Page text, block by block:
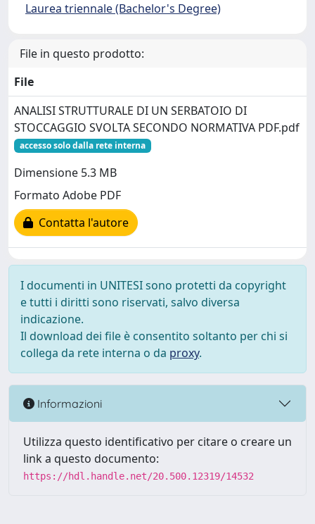
Laurea triennale (Bachelor's Degree)
File in questo prodotto:
File
ANALISI STRUTTURALE DI UN SERBATOIO DI
STOCCAGGIO SVOLTA SECONDO NORMATIVA PDF.pdf
accesso solo dalla rete interna
Dimensione 5.3 MB
Formato Adobe PDF
Contatta l'autore
I documenti in UNITESI sono protetti da copyright
e tutti i diritti sono riservati, salvo diversa
indicazione.
Il download dei file è consentito soltanto per chi si
collega da rete interna o da proxy.
Informazioni
Utilizza questo identificativo per citare o creare un
link a questo documento:
https://hdl.handle.net/20.500.12319/14532